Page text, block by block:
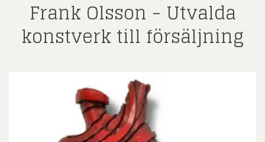
Frank Olsson - Utvalda
konstverk till försäljning